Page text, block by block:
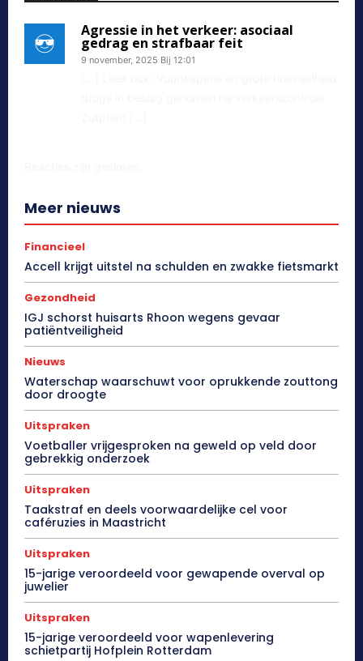
Agressie in het verkeer: asociaal
gedrag en strafbaar feit
9 november, 2025 Bij 12:01
Meer nieuws
Financieel
Accell krijgt uitstel na schulden en zwakke fietsmarkt
Gezondheid
IGJ schorst huisarts Rhoon wegens gevaar
patiëntveiligheid
Nieuws
Waterschap waarschuwt voor oprukkende zouttong
door droogte
Uitspraken
Voetballer vrijgesproken na geweld op veld door
gebrekkig onderzoek
Uitspraken
Taakstraf en deels voorwaardelijke cel voor
caféruzies in Maastricht
Uitspraken
15-jarige veroordeeld voor gewapende overval op
juwelier
Uitspraken
15-jarige veroordeeld voor wapenlevering
schietpartij Hofplein Rotterdam